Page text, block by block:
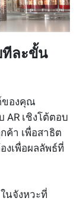
ทีละขั้น
ของคุณ
เชิงโต้ตอบ
ค้า เพื่อสาธิต
เพื่อผลลัพธ์ที่
นจังหวะที่